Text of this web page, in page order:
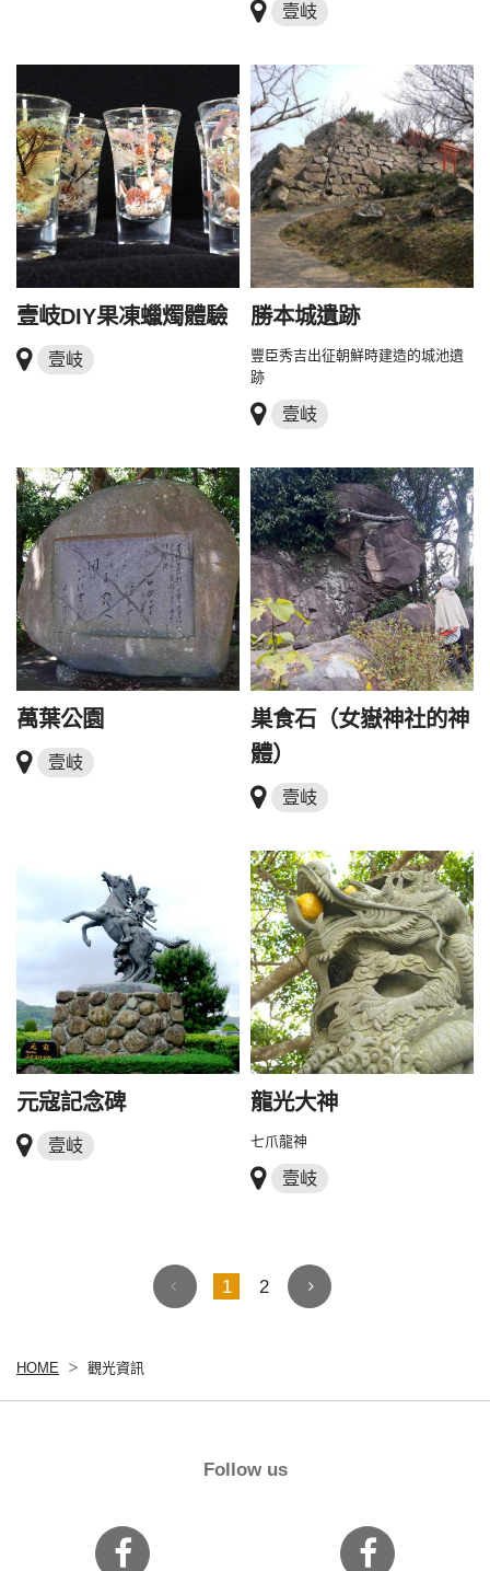
壹岐
壹岐DIY果凍蠟燭體驗
壹岐
勝本城遺跡
豐臣秀吉出征朝鮮時建造的城池遺
跡
壹岐
萬葉公園
壹岐
巣食石（女嶽神社的神
體）
壹岐
元寇記念碑
壹岐
龍光大神
七爪龍神
壹岐
1 2
HOME 觀光資訊
Follow us